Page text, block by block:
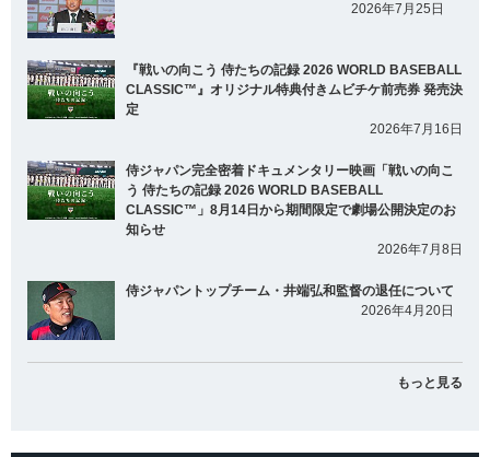
2026年7月25日
『戦いの向こう 侍たちの記録 2026 WORLD BASEBALL
CLASSIC™』オリジナル特典付きムビチケ前売券 発売決
定
2026年7月16日
侍ジャパン完全密着ドキュメンタリー映画「戦いの向こ
う 侍たちの記録 2026 WORLD BASEBALL
CLASSIC™」8月14日から期間限定で劇場公開決定のお
知らせ
2026年7月8日
侍ジャパントップチーム・井端弘和監督の退任について
2026年4月20日
もっと見る